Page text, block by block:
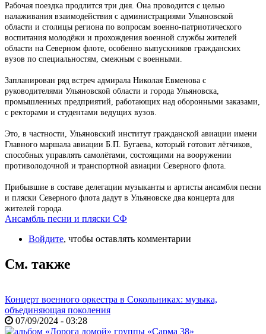
Рабочая поездка продлится три дня. Она проводится с целью
налаживания взаимодействия с администрациями Ульяновской
области и столицы региона по вопросам военно-патриотического
воспитания молодёжи и прохождения военной службы жителей
области на Северном флоте, особенно выпускников гражданских
вузов по специальностям, смежным с военными.
Запланирован ряд встреч адмирала Николая Евменова с
руководителями Ульяновской области и города Ульяновска,
промышленных предприятий, работающих над оборонными заказами,
с ректорами и студентами ведущих вузов.
Это, в частности, Ульяновский институт гражданской авиации имени
Главного маршала авиации Б.П. Бугаева, который готовит лётчиков,
способных управлять самолётами, состоящими на вооружении
противолодочной и транспортной авиации Северного флота.
Прибывшие в составе делегации музыканты и артисты ансамбля песни
и пляски Северного флота дадут в Ульяновске два концерта для
жителей города.
Ансамбль песни и пляски СФ
Войдите, чтобы оставлять комментарии
См. также
Концерт военного оркестра в Сокольниках: музыка,
объединяющая поколения
07/09/2024 - 03:28